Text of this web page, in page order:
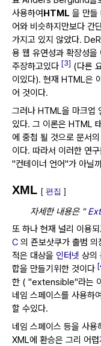
사용하여HTML 을 만들
어와 비슷하지만보다 간
가지고 있지 않았다.
용 웹 유연성과 확장성
주장하고있다 [3] (다른
이있다).현재 HTML은
어 것이다.
그러나 HTML을 마크업
있다. 그 이론은 HTML
에 중첩 될 것으로 문서
이다. 따라서 이러한 연
"컨테이너 언어"가 아닐
XML [ 편집 ]
자세한 내용은 "
또 하나 현재 널리 이용
C 의 죤보삿쿠가 출범
적은 대상을 인터넷 상의
합을 만들기위한 것이다
한 ( "extensible"라는
네임 스페이스를 사용하여
할 수있다.
네임 스페이스 등을 사
XML에 환승은 그리 어